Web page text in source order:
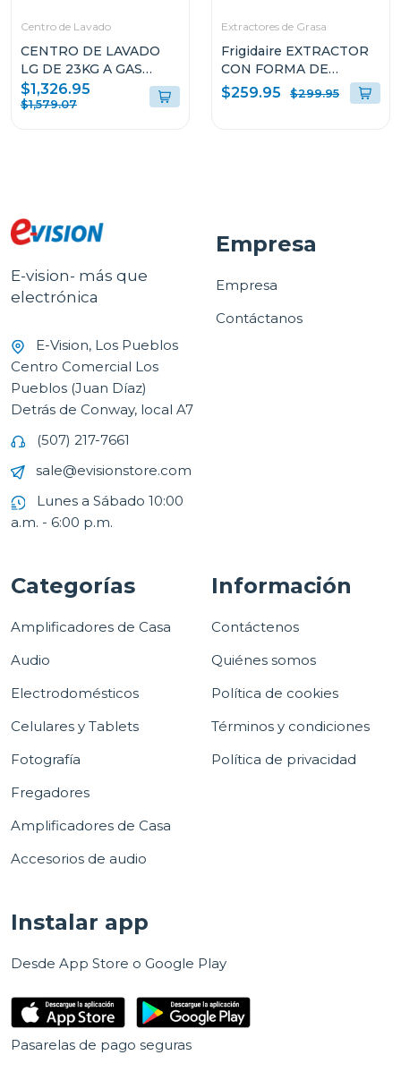
Centro de Lavado
CENTRO DE LAVADO
LG DE 23KG A GAS
COLOR GRIS
WM23VFXS6/DF74VFXS6B
$1,326.95
$1,579.07
Extractores de Grasa
Frigidaire EXTRACTOR
CON FORMA DE
CAMPANA DE 36" PARA
PARED L904EXI
$259.95 $299.95
E-vision- más que
electrónica
E-Vision, Los Pueblos
Centro Comercial Los
Pueblos (Juan Díaz)
Detrás de Conway, local A7
(507) 217-7661
sale@evisionstore.com
Lunes a Sábado 10:00
a.m. - 6:00 p.m.
Empresa
Empresa
Contáctanos
Categorías
Amplificadores de Casa
Audio
Electrodomésticos
Celulares y Tablets
Fotografía
Fregadores
Amplificadores de Casa
Accesorios de audio
Información
Contáctenos
Quiénes somos
Política de cookies
Términos y condiciones
Política de privacidad
Instalar app
Desde App Store o Google Play
Pasarelas de pago seguras